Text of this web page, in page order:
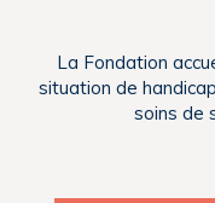
La Fondation
situation de
soins de